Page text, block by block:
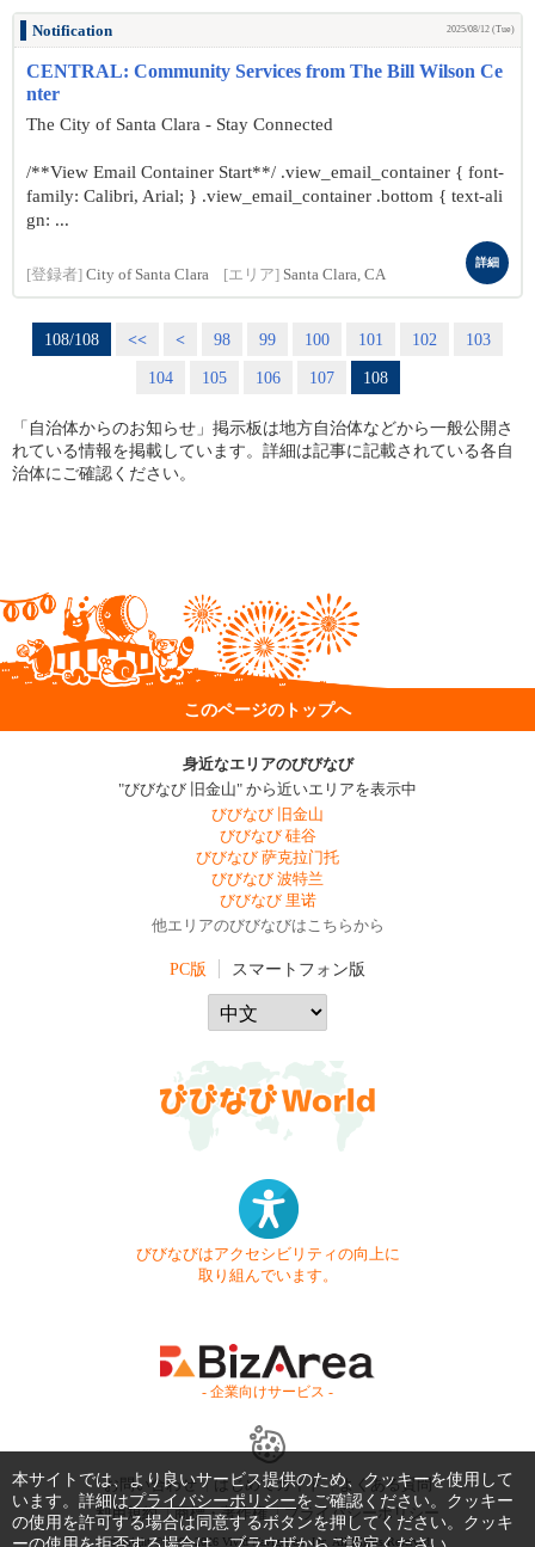
Notification 2025/08/12 (Tue)
CENTRAL: Community Services from The Bill Wilson Ce
nter
The City of Santa Clara - Stay Connected
/**View Email Container Start**/ .view_email_container { font-
family: Calibri, Arial; } .view_email_container .bottom { text-ali
gn: ...
[登録者] City of Santa Clara [エリア] Santa Clara, CA
詳細
108/108 << < 98 99 100 101 102
103
104
105 106 107 108
「自治体からのお知らせ」掲示板は地方自治体などから一般公開さ
れている情報を掲載しています。詳細は記事に記載されている各自
治体にご確認ください。
このページのトップへ
身近なエリアのびびなび
"びびなび 旧金山" から近いエリアを表示中
びびなび 旧金山
びびなび 硅谷
びびなび 萨克拉门托
びびなび 波特兰
びびなび 里诺
他エリアのびびなびはこちらから
PC版 スマートフォン版
びびなびはアクセシビリティの向上に
取り組んでいます。
- 企業向けサービス -
お問い合わせ はじめてガイド
よくある質問
利用規約
商標・著作権 プライバシーポリシー
Copyright © 1999-2026 Vivid Navigation, Inc. All Rights Reserved.
本サイトでは、より良いサービス提供のため、クッキーを使用して
います。詳細はプライバシーポリシーをご確認ください。クッキー
の使用を許可する場合は同意するボタンを押してください。クッキ